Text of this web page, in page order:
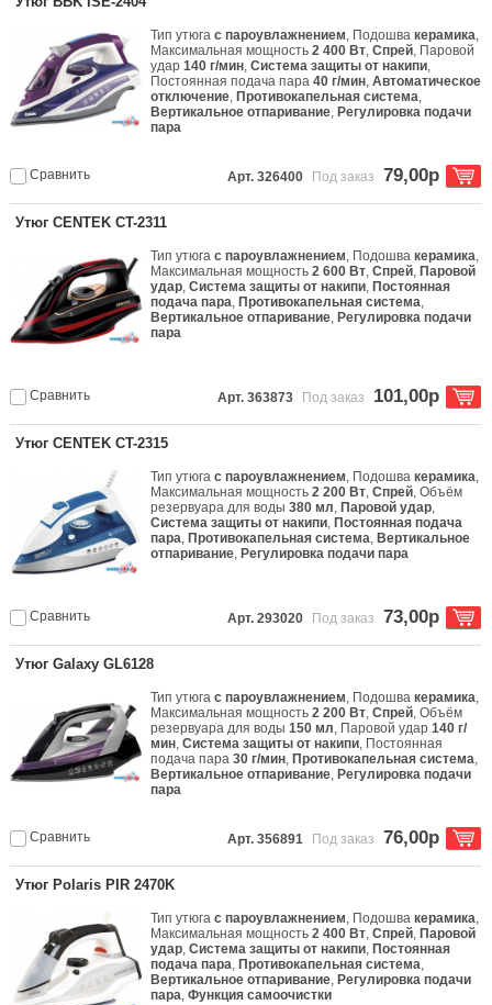
Тип утюгас пароувлажнением, Подошвакерамика,
Максимальная мощность2 400 Вт,Спрей, Паровой
удар140 г/мин,Система защиты от накипи,
Постоянная подача пара40 г/мин,Автоматическое
отключение, Противокапельная система,
Вертикальное отпаривание, Регулировка подачи
пара
Сравнить Арт. 326400 Под заказ 79,00р
Утюг CENTEK CT-2311
Тип утюгас пароувлажнением, Подошвакерамика,
Максимальная мощность2 600 Вт,Спрей, Паровой
удар,Система защиты от накипи, Постоянная
подача пара, Противокапельная система,
Вертикальное отпаривание, Регулировка подачи
пара
Сравнить Арт. 363873 Под заказ 101,00р
Утюг CENTEK CT-2315
Тип утюгас пароувлажнением, Подошвакерамика,
Максимальная мощность2 200 Вт,Спрей, Объём
резервуара для воды380 мл, Паровой удар,
Система защиты от накипи, Постоянная подача
пара, Противокапельная система, Вертикальное
отпаривание, Регулировка подачи пара
Сравнить Арт. 293020 Под заказ 73,00р
Утюг Galaxy GL6128
Тип утюгас пароувлажнением, Подошвакерамика,
Максимальная мощность2 200 Вт,Спрей, Объём
резервуара для воды150 мл, Паровой удар140 г/
мин,Система защиты от накипи, Постоянная
подача пара30 г/мин, Противокапельная система,
Вертикальное отпаривание, Регулировка подачи
пара
Сравнить Арт. 356891 Под заказ 76,00р
Утюг Polaris PIR 2470K
Тип утюгас пароувлажнением, Подошвакерамика,
Максимальная мощность2 400 Вт,Спрей, Паровой
удар,Система защиты от накипи, Постоянная
подача пара, Противокапельная система,
Вертикальное отпаривание, Регулировка подачи
пара,Функция самоочистки